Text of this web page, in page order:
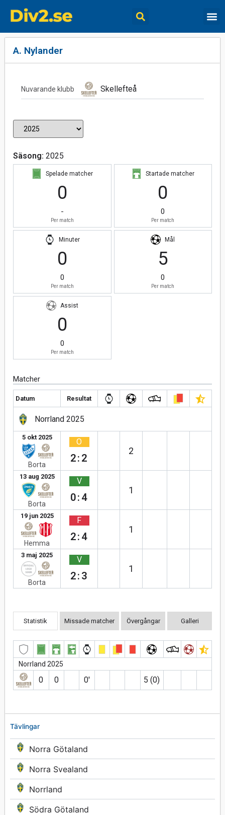
Tävlingar
Norra Götaland
Norra Svealand
Norrland
Södra Götaland
A. Nylander
Nuvarande klubb Skellefteå
Säsong: 2025
Spelade matcher
0
-
Per match
Startade matcher
0
0
Per match
Minuter
0
0
Per match
Mål
5
0
Per match
Assist
0
0
Per match
Matcher
Datum Resultat
Norrland 2025
5 okt 2025
Borta
O
2:2
2
13 aug 2025
Borta
V
0:4
1
19 jun 2025
Hemma
F
2:4
1
3 maj 2025
Borta
V
2:3
1
Statistik Missade matcher Övergångar Galleri
Norrland 2025
0 0 0′ 5 (0)